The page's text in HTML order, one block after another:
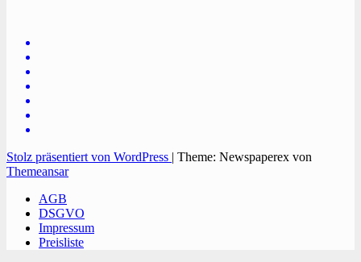
Stolz präsentiert von WordPress | Theme: Newspaperex von
Themeansar
AGB
DSGVO
Impressum
Preisliste